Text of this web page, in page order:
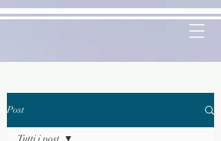
Post
Tutti i post